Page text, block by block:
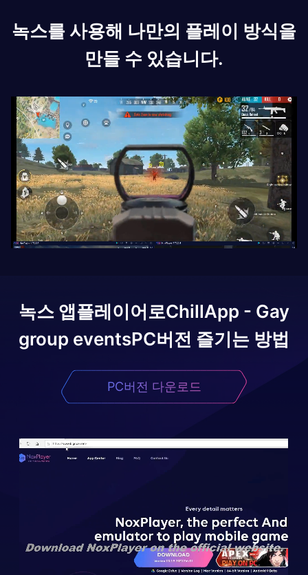
녹스를 사용해 나만의 플레이 방식을
만들 수 있습니다.
녹스 앱플레이어로ChillApp - Gay
group eventsPC버전 즐기는 방법
PC버전 다운로드